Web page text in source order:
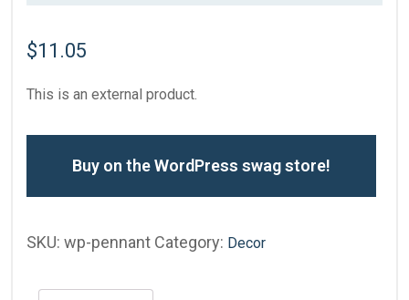
$11.05
This is an external product.
Buy on the WordPress swag store!
SKU: wp-pennant Category: Decor